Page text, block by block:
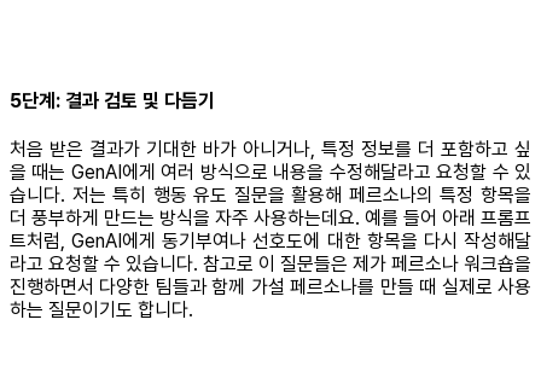
5단계: 결과 검토 및 다듬기
처음 받은 결과가 기대한 바가 아니거나, 특정 정보를 더 포함하고 싶
을 때는 GenAI에게 여러 방식으로 내용을 수정해달라고 요청할 수 있
습니다. 저는 특히 행동 유도 질문을 활용해 페르소나의 특정 항목을
더 풍부하게 만드는 방식을 자주 사용하는데요. 예를 들어 아래 프롬프
트처럼, GenAI에게 동기부여나 선호도에 대한 항목을 다시 작성해달
라고 요청할 수 있습니다. 참고로 이 질문들은 제가 페르소나 워크숍을
진행하면서 다양한 팀들과 함께 가설 페르소나를 만들 때 실제로 사용
하는 질문이기도 합니다.